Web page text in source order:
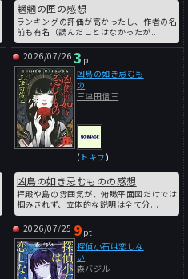
魍魎の匣の感想
ランキングの評価が高かったし、作者の名
前も有名（読んだことはなかったが...
2026/07/26 3 pt
( トキワ )
凶鳥の如き忌むものの感想
拝殿や島の雰囲気が、俯瞰平面図だけでは
掴みきれず、立体的な説明は全て分...
凶鳥の如き忌むも
の
三津田信三
2026/07/25 9 pt
探偵小石は恋しな
い
森バジル